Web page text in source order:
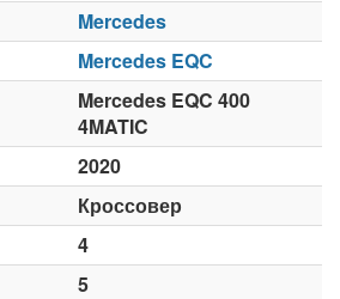
Mercedes
Mercedes EQC
Mercedes EQC 400
4MATIC
2020
Кроссовер
4
5